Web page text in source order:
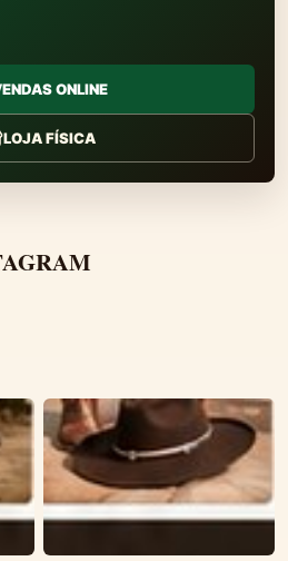
ONLINE
LOJA FÍSICA